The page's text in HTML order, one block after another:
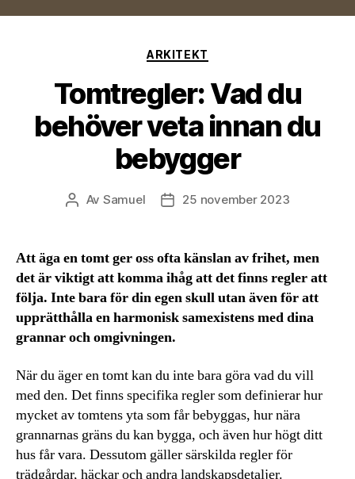
Kategorier
ARKITEKT
Tomtregler: Vad du
behöver veta innan du
bebygger
Inläggsförfattare
Av Samuel Inläggsdatum
25 november 2023
Att äga en tomt ger oss ofta känslan av frihet, men
det är viktigt att komma ihåg att det finns regler att
följa. Inte bara för din egen skull utan även för att
upprätthålla en harmonisk samexistens med dina
grannar och omgivningen.
När du äger en tomt kan du inte bara göra vad du vill
med den. Det finns specifika regler som definierar hur
mycket av tomtens yta som får bebyggas, hur nära
grannarnas gräns du kan bygga, och även hur högt ditt
hus får vara. Dessutom gäller särskilda regler för
trädgårdar, häckar och andra landskapsdetaljer.